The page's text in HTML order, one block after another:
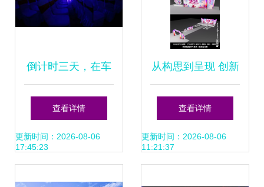
倒计时三天，在车
间里搭建舞台是一
种什么体验 | 吴晓
查看详情
更新时间：2026-08-06
17:45:23
从构思到呈现 创新
舞台造型设计全攻
略
查看详情
更新时间：2026-08-06
11:21:37